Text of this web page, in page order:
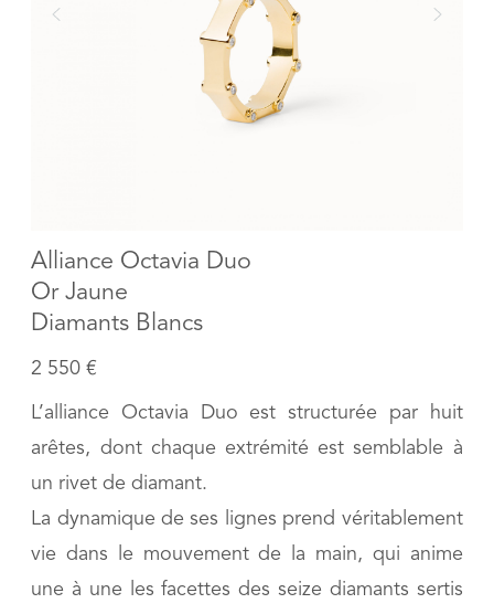
Alliance Octavia Duo
Or Jaune
Diamants Blancs
2 550 €
L’alliance Octavia Duo est structurée par huit
arêtes, dont chaque extrémité est semblable à
un rivet de diamant.
La dynamique de ses lignes prend véritablement
vie dans le mouvement de la main, qui anime
une à une les facettes des seize diamants sertis